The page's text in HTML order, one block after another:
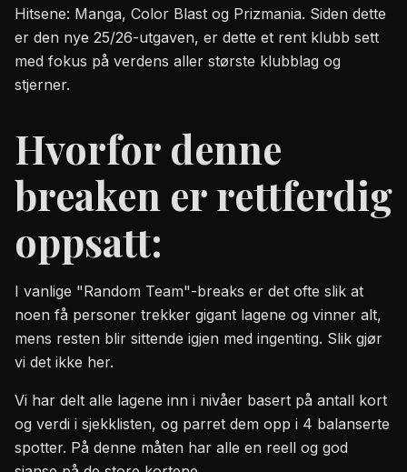
Hitsene: Manga, Color Blast og Prizmania. Siden dette
er den nye 25/26-utgaven, er dette et rent klubb sett
med fokus på verdens aller største klubblag og
stjerner.
Hvorfor denne
breaken er rettferdig
oppsatt:
I vanlige "Random Team"-breaks er det ofte slik at
noen få personer trekker gigant lagene og vinner alt,
mens resten blir sittende igjen med ingenting. Slik gjør
vi det ikke her.
Vi har delt alle lagene inn i nivåer basert på antall kort
og verdi i sjekklisten, og parret dem opp i 4 balanserte
spotter. På denne måten har alle en reell og god